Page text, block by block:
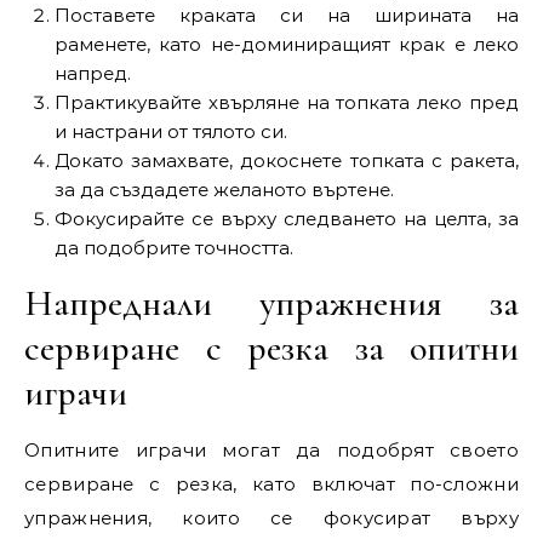
Поставете краката си на ширината на
раменете, като не-доминиращият крак е леко
напред.
Практикувайте хвърляне на топката леко пред
и настрани от тялото си.
Докато замахвате, докоснете топката с ракета,
за да създадете желаното въртене.
Фокусирайте се върху следването на целта, за
да подобрите точността.
Напреднали упражнения за
сервиране с резка за опитни
играчи
Опитните играчи могат да подобрят своето
сервиране с резка, като включат по-сложни
упражнения, които се фокусират върху